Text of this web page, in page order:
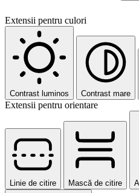
Extensii pentru culori
Contrast luminos Contrast mare
Extensii pentru orientare
Linie de citire Mască de citire